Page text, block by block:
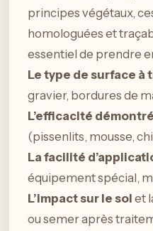
principes végétaux,
homologuées et
essentiel de prendre
Le type de surface à
gravier, bordures de
L’efficacité
(pissenlits, mousse,
La facilité
équipement spécial,
L’impact sur le sol et
ou semer après